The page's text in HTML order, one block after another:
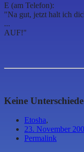
E (am Telefon):
"Na gut, jetzt halt ich
...
AUF!"
Keine
Etosha,
23. November
Permalink